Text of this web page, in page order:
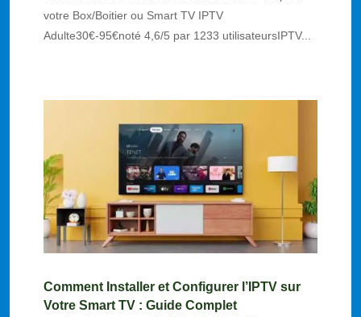
votre Box/Boitier ou Smart TV IPTV
Adulte30€-95€noté 4,6/5 par 1233 utilisateursIPTV...
Comment Installer et Configurer l’IPTV sur
Votre Smart TV : Guide Complet